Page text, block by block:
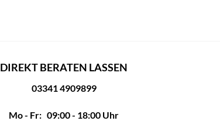
DIREKT BERATEN LASSEN
03341 4909899
Mo - Fr: 09:00 - 18:00 Uhr